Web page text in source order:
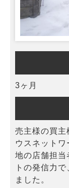
3ヶ月
売主様の買主
ウスネット
地の店舗担当
トの発信力
ました。